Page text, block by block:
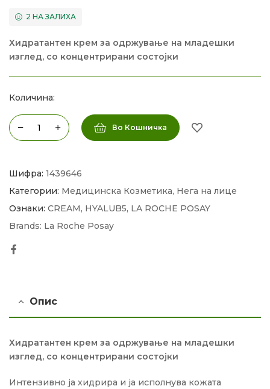
2 НА ЗАЛИХА
Хидратантен крем за одржување на младешки
изглед, со концентрирани состојки
Количина:
Во Кошничка
Шифра: 1439646
Категории: Медицинска Козметика, Нега на лице
Ознаки: CREAM, HYALUB5, LA ROCHE POSAY
Brands: La Roche Posay
Опис
Хидратантен крем за одржување на младешки
изглед, со концентрирани состојки
Интензивно ја хидрира и ја исполнува кожата